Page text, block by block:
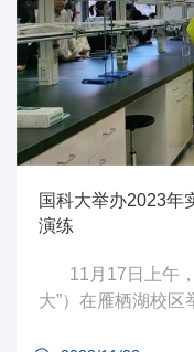
国科大举办2023年
演练
大”）在雁栖湖校